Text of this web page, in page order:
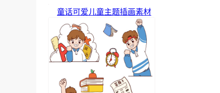
童话可爱儿童主题插画素材